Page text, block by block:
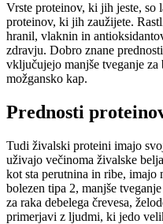
Vrste proteinov, ki jih jeste, so
proteinov, ki jih zaužijete.
hranil, vlaknin in
zdravju. Dobro znane
vključujejo manjše tveganje za
možgansko kap.
Prednosti
Tudi živalski proteini imajo
uživajo večinoma živalske
kot sta perutnina in ribe, imajo
bolezen tipa 2, manjše
za raka debelega črevesa,
primerjavi z ljudmi, ki jedo